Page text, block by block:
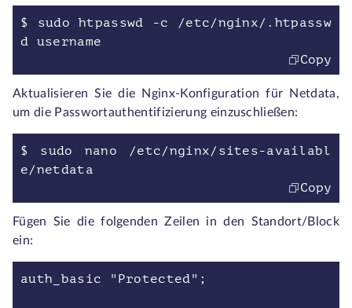
$ sudo htpasswd -c /etc/nginx/.htpassw
d username
Copy
Aktualisieren Sie die Nginx-Konfiguration für Netdata,
um die Passwortauthentifizierung einzuschließen:
$ sudo nano /etc/nginx/sites-availabl
e/netdata
Copy
Fügen Sie die folgenden Zeilen in den Standort/Block
ein:
auth_basic "Protected";